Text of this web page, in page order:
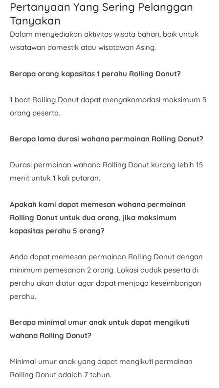
Pertanyaan Yang Sering Pelanggan
Tanyakan
Dalam menyediakan aktivitas wisata bahari, baik untuk
wisatawan domestik atau wisatawan Asing.
Berapa orang kapasitas 1 perahu Rolling Donut?
1 boat Rolling Donut dapat mengakomodasi maksimum 5
orang peserta.
Berapa lama durasi wahana permainan Rolling Donut?
Durasi permainan wahana Rolling Donut kurang lebih 15
menit untuk 1 kali putaran.
Apakah kami dapat memesan wahana permainan
Rolling Donut untuk dua orang, jika maksimum
kapasitas perahu 5 orang?
Anda dapat memesan permainan Rolling Donut dengan
minimum pemesanan 2 orang. Lokasi duduk peserta di
perahu akan diatur agar dapat menjaga keseimbangan
perahu.
Berapa minimal umur anak untuk dapat mengikuti
wahana Rolling Donut?
Minimal umur anak yang dapat mengikuti permainan
Rolling Donut adalah 7 tahun.